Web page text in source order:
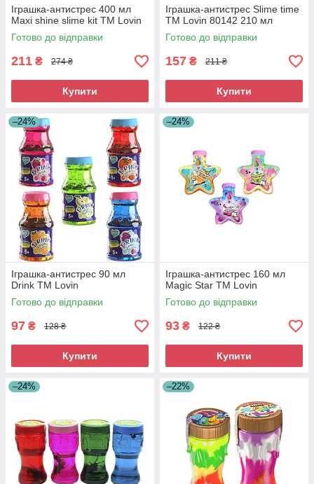
Іграшка-антистрес 400 мл
Maxi shine slime kit ТМ Lovin
Готово до відправки
211 ₴ 274 ₴
Купити
Іграшка-антистрес Slime time
ТМ Lovin 80142 210 мл
Готово до відправки
157 ₴ 211 ₴
Купити
–24%
Іграшка-антистрес 90 мл
Drink ТМ Lovin
Готово до відправки
97 ₴ 128 ₴
Купити
–24%
Іграшка-антистрес 160 мл
Magic Star ТМ Lovin
Готово до відправки
93 ₴ 122 ₴
Купити
–24% –22%